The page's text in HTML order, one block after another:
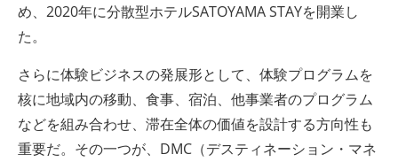
め、2020年に分散型ホテルSATOYAMA STAYを開業し
た。
さらに体験ビジネスの発展形として、体験プログラムを
核に地域内の移動、食事、宿泊、他事業者のプログラム
などを組み合わせ、滞在全体の価値を設計する方向性も
重要だ。その一つが、DMC（デスティネーション・マネ